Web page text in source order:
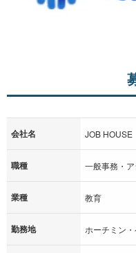
会社名 JOB HOUSE
職種 一般事務・
業種 教育
勤務地 ホーチミン